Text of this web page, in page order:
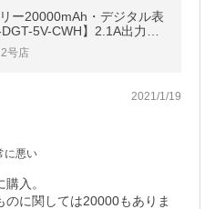
ー20000mAh・デジタル表
5V-CWH】2.1A出力・
号店
2021/1/19
に悪い
入。
に関しては20000もありま